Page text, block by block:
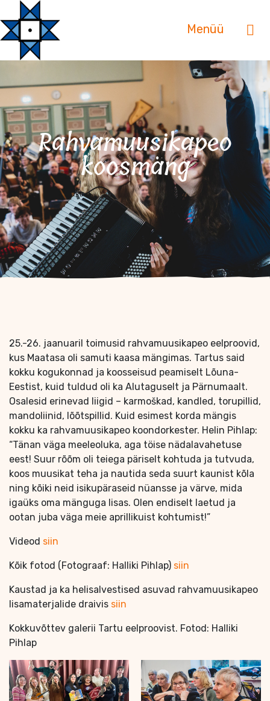
Menüü
Rahvamuusikapeo
koosmäng
25.-26. jaanuaril toimusid rahvamuusikapeo eelproovid,
kus Maatasa oli samuti kaasa mängimas. Tartus said
kokku kogukonnad ja koosseisud peamiselt Lõuna-
Eestist, kuid tuldud oli ka Alutaguselt ja Pärnumaalt.
Osalesid erinevad liigid – karmoškad, kandled, torupillid,
mandoliinid, lõõtspillid. Kuid esimest korda mängis
kokku ka rahvamuusikapeo koondorkester. Helin Pihlap:
“Tänan väga meeleoluka, aga töise nädalavahetuse
eest! Suur rõõm oli teiega päriselt kohtuda ja tutvuda,
koos muusikat teha ja nautida seda suurt kaunist kõla
ning kõiki neid isikupäraseid nüansse ja värve, mida
igaüks oma mänguga lisas. Olen endiselt laetud ja
ootan juba väga meie aprillikuist kohtumist!”
Videod siin
Kõik fotod (Fotograaf: Halliki Pihlap) siin
Kaustad ja ka helisalvestised asuvad rahvamuusikapeo
lisamaterjalide draivis siin
Kokkuvõttev galerii Tartu eelproovist. Fotod: Halliki
Pihlap